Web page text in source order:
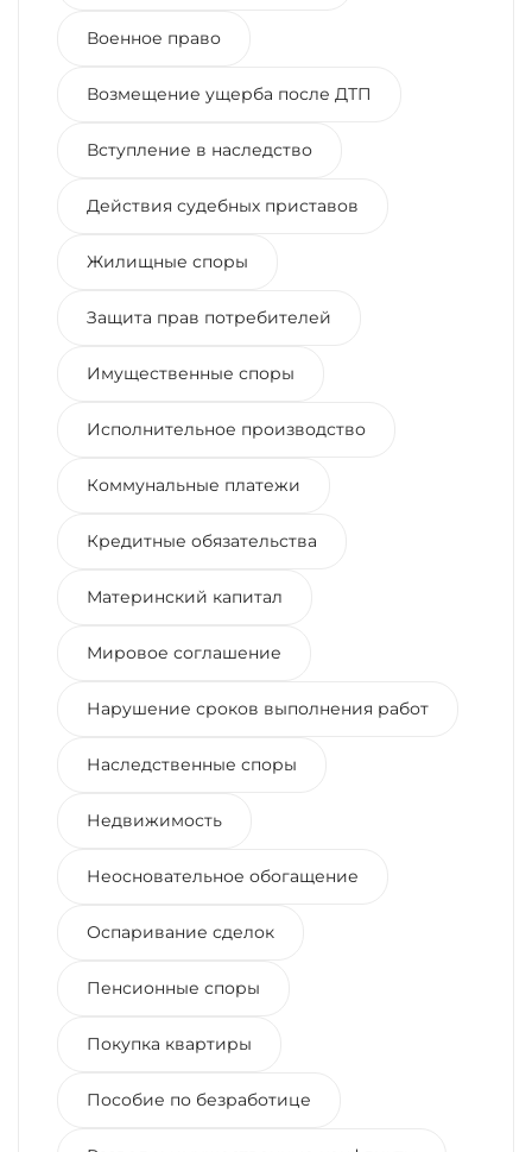
Военное право
Возмещение ущерба после ДТП
Вступление в наследство
Действия судебных приставов
Жилищные споры
Защита прав потребителей
Имущественные споры
Исполнительное производство
Коммунальные платежи
Кредитные обязательства
Материнский капитал
Мировое соглашение
Нарушение сроков выполнения работ
Наследственные споры
Недвижимость
Неосновательное обогащение
Оспаривание сделок
Пенсионные споры
Покупка квартиры
Пособие по безработице